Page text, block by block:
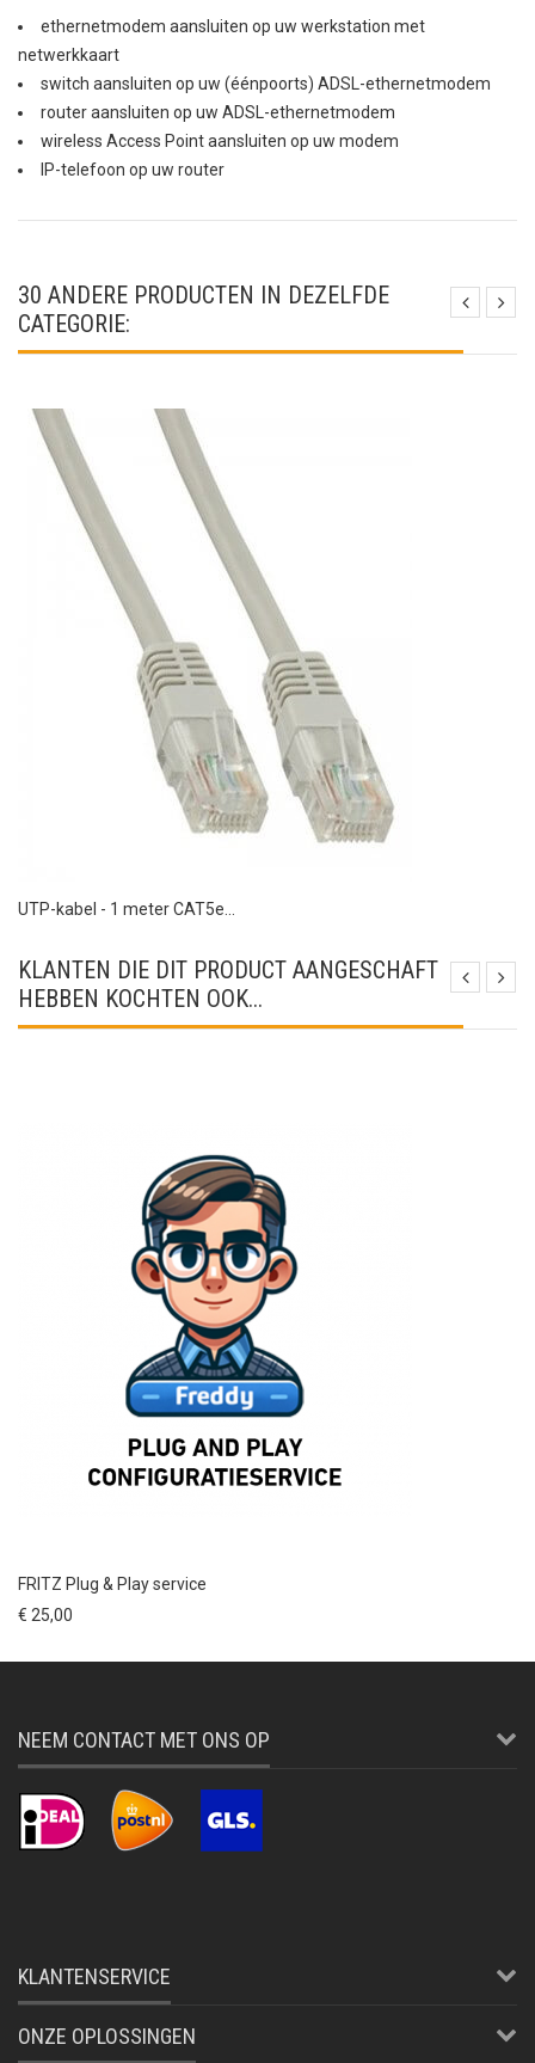
ethernetmodem aansluiten op uw werkstation met
netwerkkaart
switch aansluiten op uw (éénpoorts) ADSL-ethernetmodem
router aansluiten op uw ADSL-ethernetmodem
wireless Access Point aansluiten op uw modem
IP-telefoon op uw router
30 ANDERE PRODUCTEN IN DEZELFDE
CATEGORIE:
UTP-kabel - 1 meter CAT5e...
KLANTEN DIE DIT PRODUCT AANGESCHAFT
HEBBEN KOCHTEN OOK...
FRITZ Plug & Play service
€ 25,00
NEEM CONTACT MET ONS OP
KLANTENSERVICE
ONZE OPLOSSINGEN